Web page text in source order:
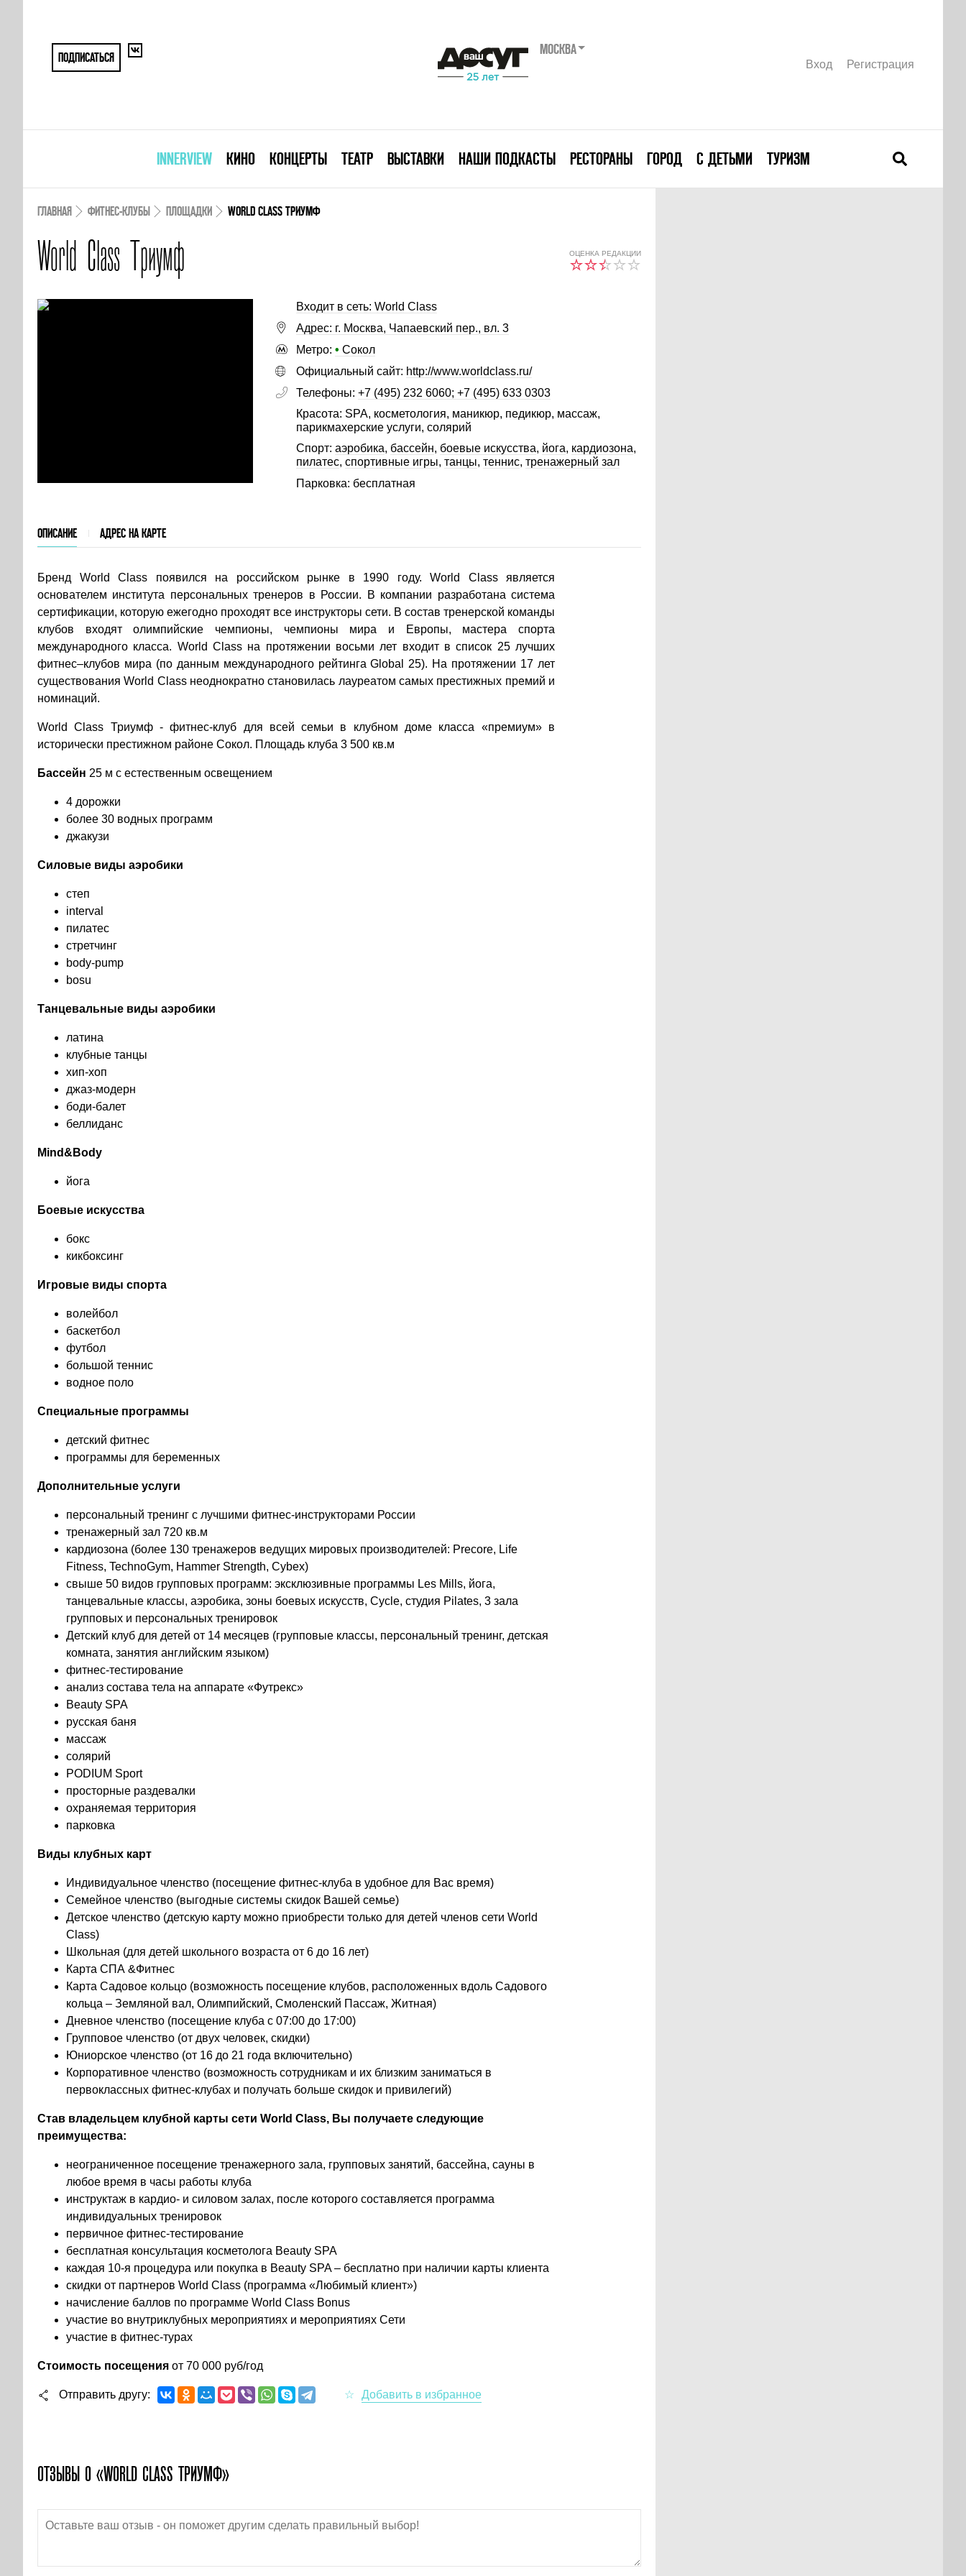
ПОДПИСАТЬСЯ
МОСКВА
Вход Регистрация
INNERVIEW КИНО КОНЦЕРТЫ ТЕАТР ВЫСТАВКИ НАШИ ПОДКАСТЫ РЕСТОРАНЫ ГОРОД С ДЕТЬМИ ТУРИЗМ
ГЛАВНАЯ ФИТНЕС-КЛУБЫ ПЛОЩАДКИ WORLD CLASS ТРИУМФ
World Class Триумф ОЦЕНКА РЕДАКЦИИ
Входит в сеть: World Class
Адрес: г. Москва, Чапаевский пер., вл. 3
Метро: • Сокол
Официальный сайт: http://www.worldclass.ru/
Телефоны: +7 (495) 232 6060; +7 (495) 633 0303
Красота: SPA, косметология, маникюр, педикюр, массаж,
парикмахерские услуги, солярий
Спорт: аэробика, бассейн, боевые искусства, йога, кардиозона,
пилатес, спортивные игры, танцы, теннис, тренажерный зал
Парковка: бесплатная
ОПИСАНИЕ АДРЕС НА КАРТЕ
Бренд World Class появился на российском рынке в 1990 году. World Class является
основателем института персональных тренеров в России. В компании разработана система
сертификации, которую ежегодно проходят все инструкторы сети. В состав тренерской команды
клубов входят олимпийские чемпионы, чемпионы мира и Европы, мастера спорта
международного класса. World Class на протяжении восьми лет входит в список 25 лучших
фитнес–клубов мира (по данным международного рейтинга Global 25). На протяжении 17 лет
существования World Class неоднократно становилась лауреатом самых престижных премий и
номинаций.
World Class Триумф - фитнес-клуб для всей семьи в клубном доме класса «премиум» в
исторически престижном районе Сокол. Площадь клуба 3 500 кв.м
Бассейн 25 м с естественным освещением
4 дорожки
более 30 водных программ
джакузи
Силовые виды аэробики
степ
interval
пилатес
стретчинг
body-pump
bosu
Танцевальные виды аэробики
латина
клубные танцы
хип-хоп
джаз-модерн
боди-балет
беллиданс
Mind&Body
йога
Боевые искусства
бокс
кикбоксинг
Игровые виды спорта
волейбол
баскетбол
футбол
большой теннис
водное поло
Специальные программы
детский фитнес
программы для беременных
Дополнительные услуги
персональный тренинг с лучшими фитнес-инструкторами России
тренажерный зал 720 кв.м
кардиозона (более 130 тренажеров ведущих мировых производителей: Precore, Life
Fitness, TechnoGym, Hammer Strength, Cybex)
свыше 50 видов групповых программ: эксклюзивные программы Les Mills, йога,
танцевальные классы, аэробика, зоны боевых искусств, Cycle, студия Pilates, 3 зала
групповых и персональных тренировок
Детский клуб для детей от 14 месяцев (групповые классы, персональный тренинг, детская
комната, занятия английским языком)
фитнес-тестирование
анализ состава тела на аппарате «Футрекс»
Beauty SPA
русская баня
массаж
солярий
PODIUM Sport
просторные раздевалки
охраняемая территория
парковка
Виды клубных карт
Индивидуальное членство (посещение фитнес-клуба в удобное для Вас время)
Семейное членство (выгодные системы скидок Вашей семье)
Детское членство (детскую карту можно приобрести только для детей членов сети World
Class)
Школьная (для детей школьного возраста от 6 до 16 лет)
Карта СПА &Фитнес
Карта Садовое кольцо (возможность посещение клубов, расположенных вдоль Садового
кольца – Земляной вал, Олимпийский, Смоленский Пассаж, Житная)
Дневное членство (посещение клуба с 07:00 до 17:00)
Групповое членство (от двух человек, скидки)
Юниорское членство (от 16 до 21 года включительно)
Корпоративное членство (возможность сотрудникам и их близким заниматься в
первоклассных фитнес-клубах и получать больше скидок и привилегий)
Став владельцем клубной карты сети World Class, Вы получаете следующие
преимущества:
неограниченное посещение тренажерного зала, групповых занятий, бассейна, сауны в
любое время в часы работы клуба
инструктаж в кардио- и силовом залах, после которого составляется программа
индивидуальных тренировок
первичное фитнес-тестирование
бесплатная консультация косметолога Beauty SPA
каждая 10-я процедура или покупка в Beauty SPA – бесплатно при наличии карты клиента
скидки от партнеров World Class (программа «Любимый клиент»)
начисление баллов по программе World Class Bonus
участие во внутриклубных мероприятиях и мероприятиях Сети
участие в фитнес-турах
Стоимость посещения от 70 000 руб/год
Отправить другу
ОТЗЫВЫ О «WORLD CLASS ТРИУМФ»